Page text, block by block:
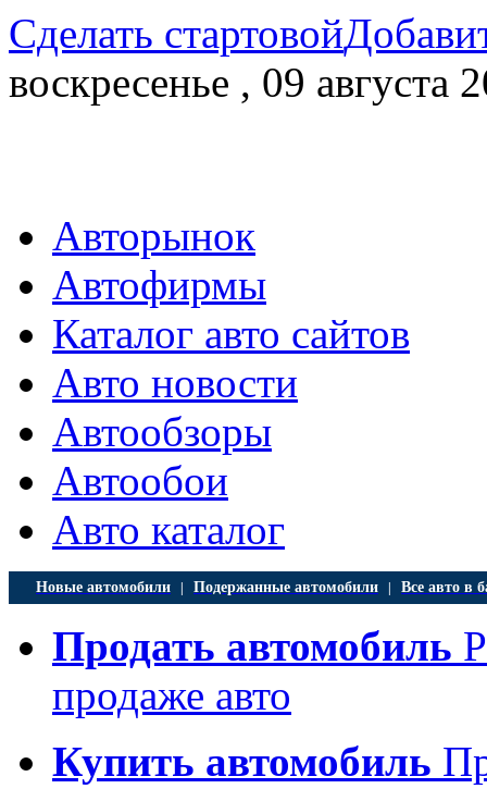
Сделать стартовой
воскресенье , 09 августа
Авторынок
Автофирмы
Каталог авто сайтов
Авто новости
Автообзоры
Автообои
Авто каталог
Новые автомобили Подержанные автомобили Все авто в
Продать автомобиль
продаже авто
Купить автомобиль